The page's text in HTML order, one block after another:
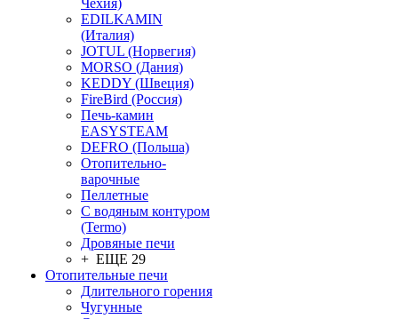
Чехия)
EDILKAMIN
(Италия)
JOTUL (Норвегия)
MORSO (Дания)
KEDDY (Швеция)
FireBird (Россия)
Печь-камин
EASYSTEAM
DEFRO (Польша)
Отопительно-
варочные
Пеллетные
С водяным контуром
(Termo)
Дровяные печи
+ ЕЩЕ 29
Отопительные печи
Длительного горения
Чугунные